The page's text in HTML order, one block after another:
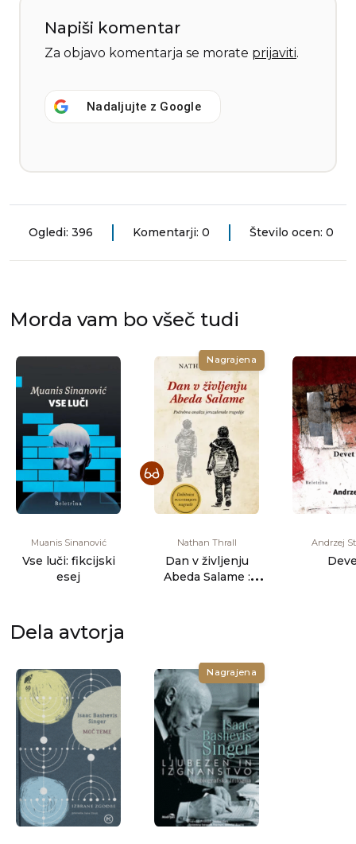
Napiši komentar
Za objavo komentarja se morate prijaviti.
Nadaljujte z Google
Ogledi: 396 Komentarji: 0 Število ocen: 0
Morda vam bo všeč tudi
Muanis Sinanović
Vse luči: fikcijski
esej
Nagrajena
Nathan Thrall
Dan v življenju
Abeda Salame :
Andrzej
Dela avtorja
Nagrajena